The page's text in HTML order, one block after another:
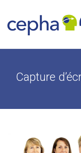
contenu
Capture